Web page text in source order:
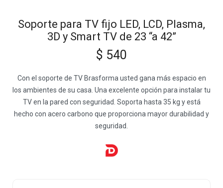
Soporte para TV fijo LED, LCD, Plasma,
3D y Smart TV de 23 “a 42”
$ 540
Con el soporte de TV Brasforma usted gana más espacio en
los ambientes de su casa. Una excelente opción para instalar tu
TV en la pared con seguridad. Soporta hasta 35 kg y está
hecho con acero carbono que proporciona mayor durabilidad y
seguridad.